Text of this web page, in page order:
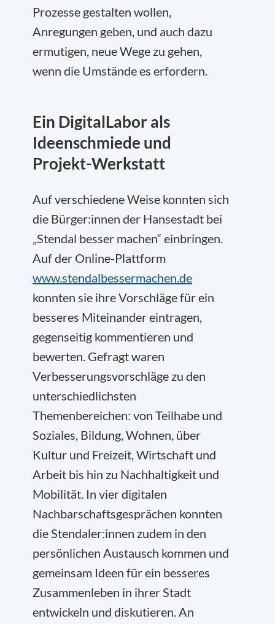
Prozesse gestalten wollen,
Anregungen geben, und auch dazu
ermutigen, neue Wege zu gehen,
wenn die Umstände es erfordern.
Ein DigitalLabor als
Ideenschmiede und
Projekt-Werkstatt
Auf verschiedene Weise konnten sich
die Bürger:innen der Hansestadt bei
„Stendal besser machen“ einbringen.
Auf der Online-Plattform
www.stendalbessermachen.de
konnten sie ihre Vorschläge für ein
besseres Miteinander eintragen,
gegenseitig kommentieren und
bewerten. Gefragt waren
Verbesserungsvorschläge zu den
unterschiedlichsten
Themenbereichen: von Teilhabe und
Soziales, Bildung, Wohnen, über
Kultur und Freizeit, Wirtschaft und
Arbeit bis hin zu Nachhaltigkeit und
Mobilität. In vier digitalen
Nachbarschaftsgesprächen konnten
die Stendaler:innen zudem in den
persönlichen Austausch kommen und
gemeinsam Ideen für ein besseres
Zusammenleben in ihrer Stadt
entwickeln und diskutieren. An